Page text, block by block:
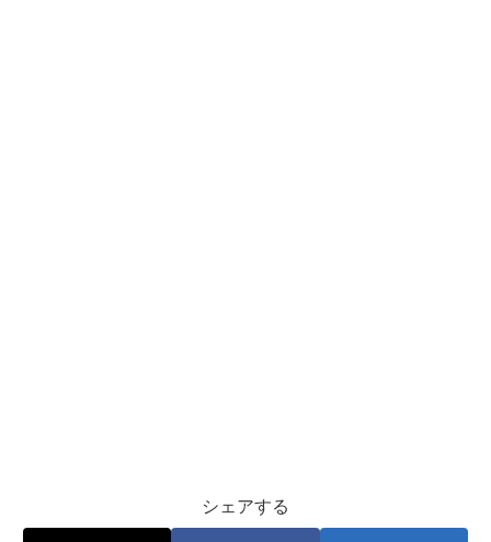
シェアする